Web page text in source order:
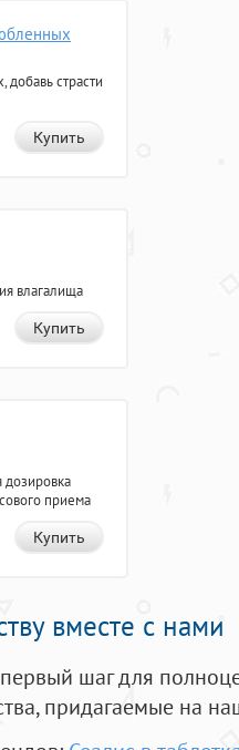
добавь страсти
Купить
влагалища
Купить
дозировка
приема
Купить
вместе с нами
шаг для
придагаемые на